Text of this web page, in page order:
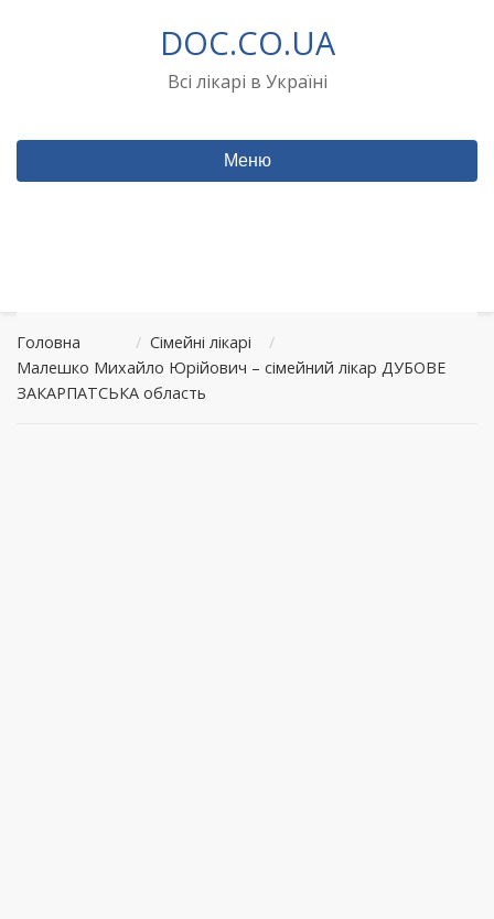
DOC.CO.UA
Всі лікарі в Україні
Меню
Головна / Сімейні лікарі
/
Малешко Михайло Юрійович – сімейний лікар ДУБОВЕ
ЗАКАРПАТСЬКА область